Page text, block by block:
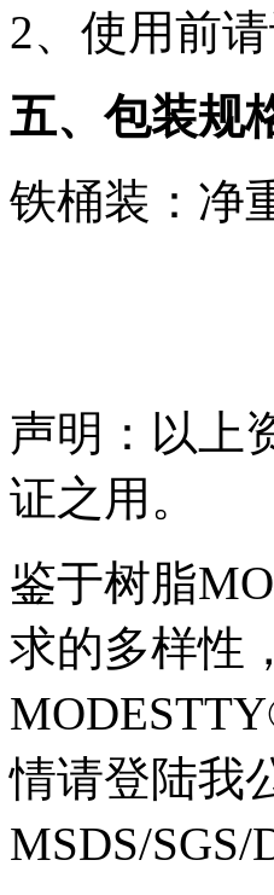
2、使用前
五、包装规
铁桶装：净
声明：以上
证之用。
鉴于树脂
求的多样性
情请登陆我
MSDS/